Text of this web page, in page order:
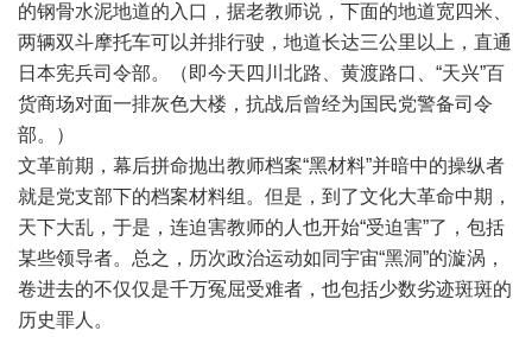
的钢骨水泥地道的入口，据老教师说，下面的地道宽四米、
两辆双斗摩托车可以并排行驶，地道长达三公里以上，直通
日本宪兵司令部。（即今天四川北路、黄渡路口、“天兴”百
货商场对面一排灰色大楼，抗战后曾经为国民党警备司令
部。）
文革前期，幕后拼命抛出教师档案“黑材料”并暗中的操纵者
就是党支部下的档案材料组。但是，到了文化大革命中期，
天下大乱，于是，连迫害教师的人也开始“受迫害”了，包括
某些领导者。总之，历次政治运动如同宇宙“黑洞”的漩涡，
卷进去的不仅仅是千万冤屈受难者，也包括少数劣迹斑斑的
历史罪人。